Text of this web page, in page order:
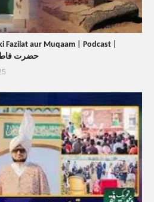
Fazilat aur Muqaam | Podcast |
حضرت